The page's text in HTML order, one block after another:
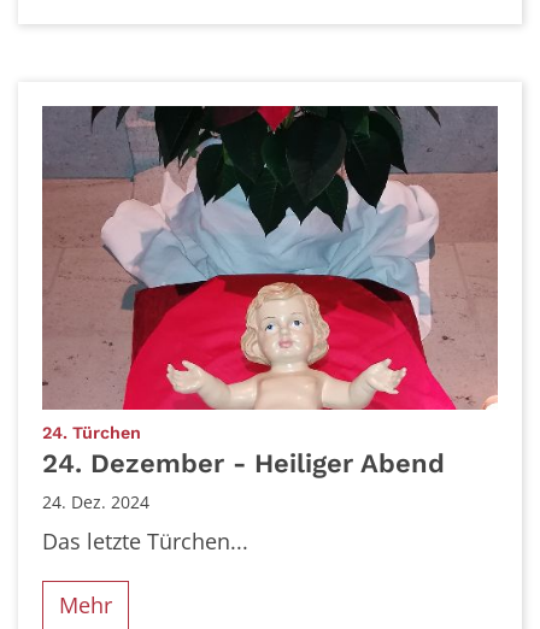
24. Türchen
24. Dezember - Heiliger Abend
24. Dez. 2024
Das letzte Türchen...
Mehr